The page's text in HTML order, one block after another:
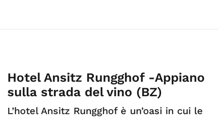
Hotel Ansitz Rungghof -Appiano
sulla strada del vino (BZ)
L’hotel Ansitz Rungghof è un’oasi in cui le